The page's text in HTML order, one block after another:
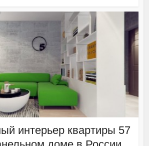
интерьер квартиры 57